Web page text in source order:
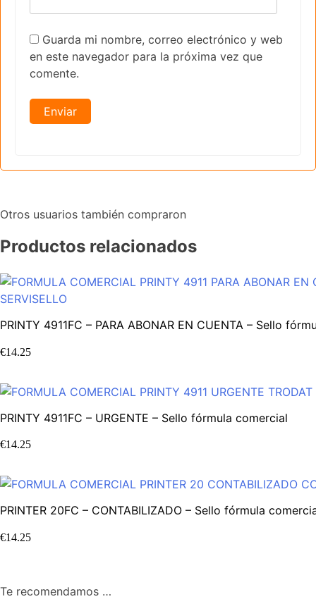
Guarda mi nombre, correo electrónico y web
en este navegador para la próxima vez que
comente.
Otros usuarios también compraron
Productos relacionados
PRINTY 4911FC – PARA ABONAR EN CUENTA – Sello
€14.25
PRINTY 4911FC – URGENTE – Sello fórmula comercial
€14.25
PRINTER 20FC – CONTABILIZADO – Sello fórmula
€14.25
Te recomendamos …